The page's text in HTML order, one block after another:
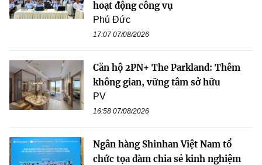
hoạt động công vụ
Phú Đức
17:07 07/08/2026
Căn hộ 2PN+ The Parkland: Thêm
không gian, vững tâm sở hữu
PV
16:58 07/08/2026
Ngân hàng Shinhan Việt Nam tổ
chức tọa đàm chia sẻ kinh nghiệm